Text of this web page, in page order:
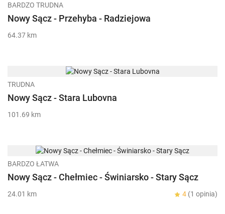
BARDZO TRUDNA
Nowy Sącz - Przehyba - Radziejowa
64.37 km
TRUDNA
Nowy Sącz - Stara Lubovna
101.69 km
BARDZO ŁATWA
Nowy Sącz - Chełmiec - Świniarsko - Stary Sącz
24.01 km 4 (1 opinia)